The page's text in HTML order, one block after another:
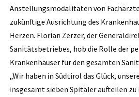
Anstellungsmodalitäten von
zukünftige Ausrichtung des
Herzen. Florian Zerzer, der
Sanitätsbetriebes, hob die Rolle der
Krankenhäuser für den gesamten
„Wir haben in Südtirol das Glück,
insgesamt sieben Spitäler aufteilen zu